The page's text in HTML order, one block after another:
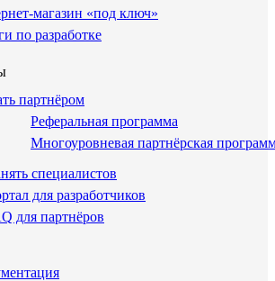
магазин «под ключ»
по разработке
партнёром
Реферальная программа
Многоуровневая партнёрская
специалистов
для разработчиков
для партнёров